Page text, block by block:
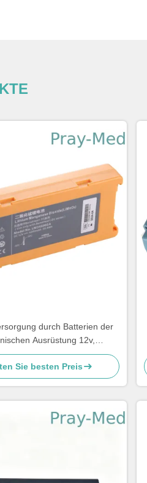
durch Batterien der
Ausrüstung 12v,
Batterie-Satz für Mindray-
D1 LM34S001A
Sie besten Preis